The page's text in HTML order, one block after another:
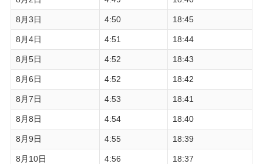
8月3日 4:50 18:45
8月4日 4:51 18:44
8月5日 4:52 18:43
8月6日 4:52 18:42
8月7日 4:53 18:41
8月8日 4:54 18:40
8月9日 4:55 18:39
8月10日 4:56 18:37